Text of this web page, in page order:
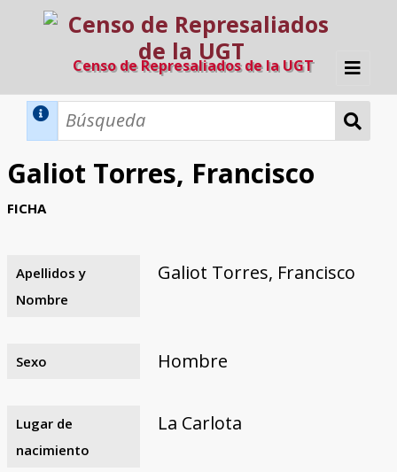
Censo de Represaliados de la UGT
Inicio
Búsqueda Dinámica
Búsqueda Avanzada
Razones y objetivos
El equipo
Colaboradores
Fuentes documentales
Galiot Torres, Francisco
FICHA
Apellidos y
Nombre
Galiot Torres, Francisco
Sexo Hombre
Lugar de
nacimiento
La Carlota